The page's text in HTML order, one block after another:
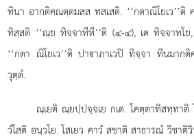
ทินา อากติคณตฺตมสฺส ทสฺเสติ. ‘‘กตาณิโยเว’’
ทิสฺสติ ‘‘ณฺย ทิจฺจาทีหี’’ติ (๔-๔), เต ทิจฺจาทโ
‘‘กตา ณิโยเว’’ติ ปาาภาเวปิ ทิจฺจา ทีนมา
วุตฺตํ.
ณฺเยติ ณฺยปฺปจฺจเย กเต. โคตฺตาทิสทฺทาติ
วํโสติ อนฺวโย. โสเยว คาวํ สชาติ สาธารณํ วิชา